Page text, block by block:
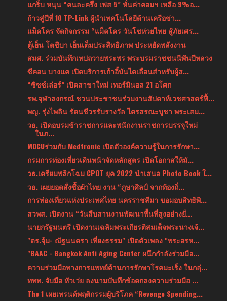
แกร็บ หนุน “คนละครึ่ง เฟส 5” หั่นค่าคอมฯ เหลือ 9%อ...
ก้าวสู่ปีที่ 10 TP-Link ผู้นำเทคโนโลยีด้านเครือข่า...
แม็คโคร จัดกิจกรรม “แม็คโคร วันโชห่วยไทย สู้ภัยเศร...
ตู้เย็น โตชิบา เย็นเต็มประสิทธิภาพ ประหยัดพลังงาน
สมศ. ร่วมบันทึกเทปถวายพระพร พระบรมราชชนนีพันปีหลวง
ซีคอน บางแค เปิดบริการเก้าอี้บันไดเลื่อนสำหรับผู้ส...
“ซิซซ์เล่อร์” เปิดสาขาใหม่ เทอร์มินอล 21 อโศก
รพ.จุฬาลงกรณ์ ชวนประชาชนร่วมงานสัปดาห์เวชศาสตร์ฟื้...
พญ. รุ่งไพลิน รัตนชีวรรับรางวัล ไตรสรณะบูชา พระเสม...
วธ. เปิดอบรมข้าราชการและพนักงานราชการบรรจุใหม่
ในภ...
MDCUร่วมกับ Medtronic เปิดตัวองค์ความรู้ในการรักษา...
กรมการท่องเที่ยวเดินหน้าจัดหลักสูตร เปิดโอกาสให้มั...
วธ.เตรียมพลิกโฉม CPOT ยุค 2022 นำเสนอ Photo Book ใ...
วธ. เผยยอดสั่งซื้อผ้าไทย งาน “ภูษาศิลป์ จากท้องถิ่...
การท่องเที่ยวแห่งประเทศไทย นครราชสีมา ขอมอบสิทธิพิ...
สวพส. เปิดงาน “วันสืบสานงานพัฒนาพื้นที่สูงอย่างยั่...
นายกรัฐมนตรี เปิดงานเฉลิมพระเกียรติสมเด็จพระนางเจ้...
"ดร.จุ้ม- ณัฐนนตรา เที่ยงธรรม" เปิดตัวเพลง "พระอรห...
"BAAC - Bangkok Anti Aging Center ผนึกกำลังร่วมมือ...
ความร่วมมือทางการแพทย์ด้านการรักษาโรคมะเร็ง ในกลุ่...
ททท. จับมือ หัวเว่ย ลงนามบันทึกข้อตกลงความร่วมมือ ...
The 1 เผยเทรนด์พฤติกรรมผู้บริโภค “Revenge Spending...